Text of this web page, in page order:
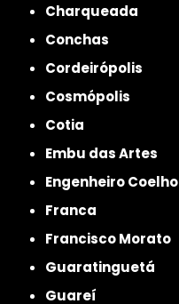
Charqueada
Conchas
Cordeirópolis
Cosmópolis
Cotia
Embu das Artes
Engenheiro Coelho
Franca
Francisco Morato
Guaratinguetá
Guareí